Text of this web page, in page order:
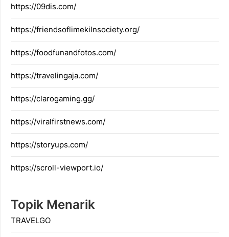
https://09dis.com/
https://friendsoflimekilnsociety.org/
https://foodfunandfotos.com/
https://travelingaja.com/
https://clarogaming.gg/
https://viralfirstnews.com/
https://storyups.com/
https://scroll-viewport.io/
Topik Menarik
TRAVELGO